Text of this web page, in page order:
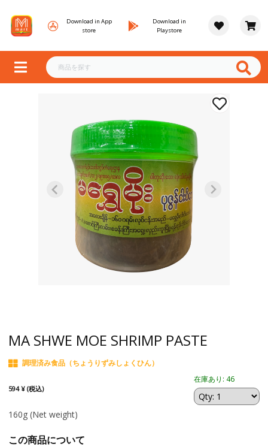
Download in App
store
Download in
Playstore
MA SHWE MOE SHRIMP PASTE
調理済み食品（ちょうりずみしょくひん）
594 ¥ (税込)
在庫あり: 46
160g (Net weight)
この商品について